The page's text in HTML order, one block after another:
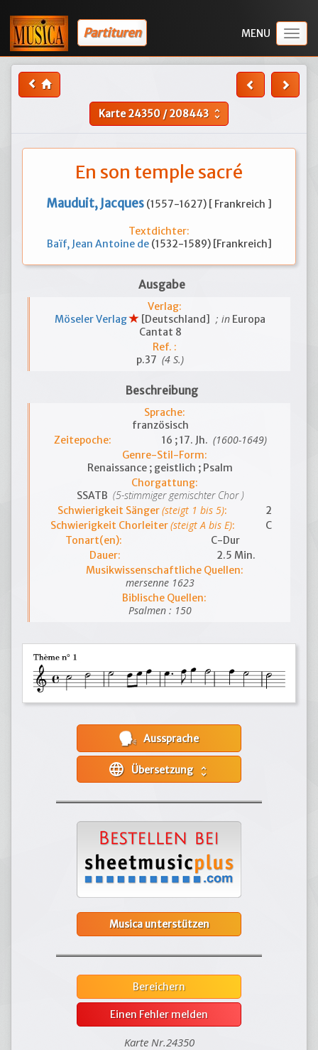
Partituren
Karte24350 /208443 unfold_more
En son temple sacré
Mauduit, Jacques (1557-1627) [ Frankreich ]
Textdichter:
Baïf, Jean Antoine de (1532-1589) [Frankreich]
Ausgabe
Verlag:
Möseler Verlag
[Deutschland] ; in Europa
Cantat 8
Ref. :
p.37 (4 S.)
Beschreibung
Sprache:
französisch
Zeitepoche:
16 ; 17. Jh. (1600-1649)
Genre-Stil-Form:
Renaissance ; geistlich ; Psalm
Chorgattung:
SSATB (5-stimmiger gemischter Chor )
Schwierigkeit Sänger(steigt 1 bis 5):
2
Schwierigkeit Chorleiter(steigt A bis E):
C
Tonart(en):
C-Dur
Dauer:
2.5 Min.
Musikwissenschaftliche Quellen:
mersenne 1623
Biblische Quellen:
Psalmen : 150
Aussprache
language unfold_more
Musica unterstützen
Bereichern
Einen Fehler melden
Karte Nr.24350